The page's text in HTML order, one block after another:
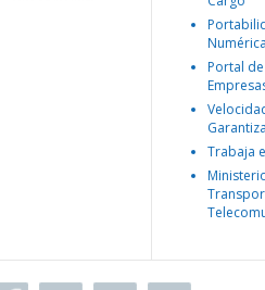
Portal
Trabaja